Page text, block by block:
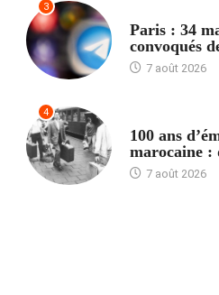
3
Paris : 34
convoqués
7 août 2026
4
100 ans
marocaine :
7 août 2026